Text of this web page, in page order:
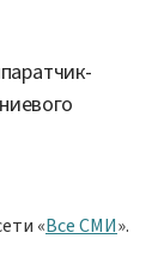
«Все СМИ».